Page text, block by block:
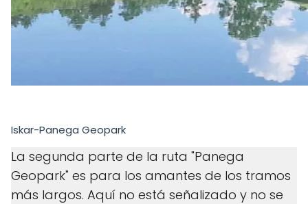
Iskar-Panega Geopark
La segunda parte de la ruta "Panega
Geopark" es para los amantes de los tramos
más largos. Aquí no está señalizado y no se